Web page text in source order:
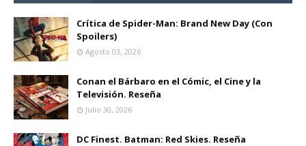
Crítica de Spider-Man: Brand New Day (Con
Spoilers)
Agosto 03, 2026
Conan el Bárbaro en el Cómic, el Cine y la
Televisión. Reseña
Julio 30, 2026
DC Finest. Batman: Red Skies. Reseña